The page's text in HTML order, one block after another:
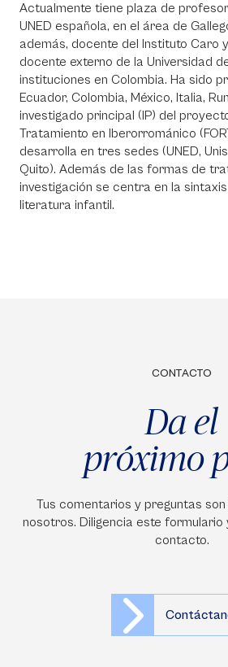
Actualmente tiene plaza de
UNED española, en el área de
además, docente del Instituto Caro
docente externo de la Universidad
instituciones en Colombia. Ha sido
Ecuador, Colombia, México, Italia,
investigado principal (IP) del
Tratamiento en Iberorrománico
desarrolla en tres sedes (UNED,
Quito). Además de las formas de
investigación se centra en la
literatura infantil.
CONTACTO
Da el
próximo
Tus comentarios y preguntas
nosotros. Diligencia este formulario
contacto.